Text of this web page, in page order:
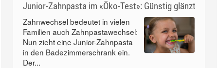
Junior-Zahnpasta im «Öko-Test»: Günstig glänzt
Zahnwechsel bedeutet in vielen
Familien auch Zahnpastawechsel:
Nun zieht eine Junior-Zahnpasta
in den Badezimmerschrank ein.
Der...